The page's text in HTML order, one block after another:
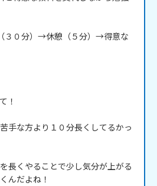
３０分）→休憩（５分）→得意な
！
手な方より１０分長くしてるかっ
長くやることで少し気分が上がる
んだよね！